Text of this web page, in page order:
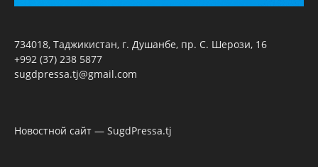
734018, Таджикистан, г. Душанбе, пр. С. Шерози, 16
+992 (37) 238 5877
sugdpressa.tj@gmail.com
Новостной сайт — SugdPressa.tj